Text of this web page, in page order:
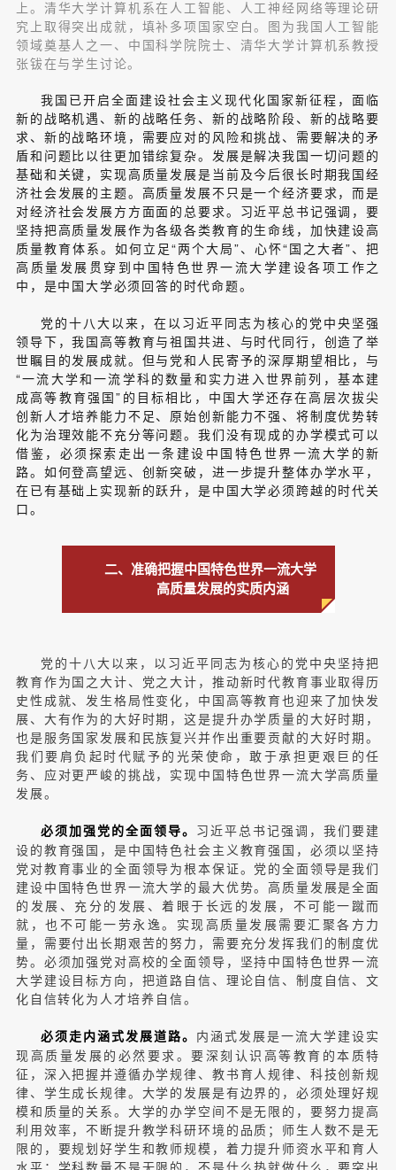
上。清华大学计算机系在人工智能、人工神经网络等理论研
究上取得突出成就，填补多项国家空白。图为我国人工智能
领域奠基人之一、中国科学院院士、清华大学计算机系教授
张钹在与学生讨论。
我国已开启全面建设社会主义现代化国家新征程，面临
新的战略机遇、新的战略任务、新的战略阶段、新的战略要
求、新的战略环境，需要应对的风险和挑战、需要解决的矛
盾和问题比以往更加错综复杂。发展是解决我国一切问题的
基础和关键，实现高质量发展是当前及今后很长时期我国经
济社会发展的主题。高质量发展不只是一个经济要求，而是
对经济社会发展方方面面的总要求。习近平总书记强调，要
坚持把高质量发展作为各级各类教育的生命线，加快建设高
质量教育体系。如何立足“两个大局”、心怀“国之大者”、把
高质量发展贯穿到中国特色世界一流大学建设各项工作之
中，是中国大学必须回答的时代命题。
党的十八大以来，在以习近平同志为核心的党中央坚强
领导下，我国高等教育与祖国共进、与时代同行，创造了举
世瞩目的发展成就。但与党和人民寄予的深厚期望相比，与
“一流大学和一流学科的数量和实力进入世界前列，基本建
成高等教育强国”的目标相比，中国大学还存在高层次拔尖
创新人才培养能力不足、原始创新能力不强、将制度优势转
化为治理效能不充分等问题。我们没有现成的办学模式可以
借鉴，必须探索走出一条建设中国特色世界一流大学的新
路。如何登高望远、创新突破，进一步提升整体办学水平，
在已有基础上实现新的跃升，是中国大学必须跨越的时代关
口。
二、准确把握中国特色世界一流大学
高质量发展的实质内涵
党的十八大以来，以习近平同志为核心的党中央坚持把
教育作为国之大计、党之大计，推动新时代教育事业取得历
史性成就、发生格局性变化，中国高等教育也迎来了加快发
展、大有作为的大好时期，这是提升办学质量的大好时期，
也是服务国家发展和民族复兴并作出重要贡献的大好时期。
我们要肩负起时代赋予的光荣使命，敢于承担更艰巨的任
务、应对更严峻的挑战，实现中国特色世界一流大学高质量
发展。
必须加强党的全面领导。 习近平总书记强调，我们要建
设的教育强国，是中国特色社会主义教育强国，必须以坚持
党对教育事业的全面领导为根本保证。党的全面领导是我们
建设中国特色世界一流大学的最大优势。高质量发展是全面
的发展、充分的发展、着眼于长远的发展，不可能一蹴而
就，也不可能一劳永逸。实现高质量发展需要汇聚各方力
量，需要付出长期艰苦的努力，需要充分发挥我们的制度优
势。必须加强党对高校的全面领导，坚持中国特色世界一流
大学建设目标方向，把道路自信、理论自信、制度自信、文
化自信转化为人才培养自信。
必须走内涵式发展道路。 内涵式发展是一流大学建设实
现高质量发展的必然要求。要深刻认识高等教育的本质特
征，深入把握并遵循办学规律、教书育人规律、科技创新规
律、学生成长规律。大学的发展是有边界的，必须处理好规
模和质量的关系。大学的办学空间不是无限的，要努力提高
利用效率，不断提升教学科研环境的品质；师生人数不是无
限的，要规划好学生和教师规模，着力提升师资水平和育人
水平；学科数量不是无限的，不是什么热就做什么，要突出